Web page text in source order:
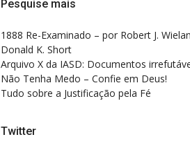
Pesquise mais
1888 Re-Examinado – por Robert J.
Donald K. Short
Arquivo X da IASD: Documentos
Não Tenha Medo – Confie em Deus!
Tudo sobre a Justificação pela Fé
Twitter